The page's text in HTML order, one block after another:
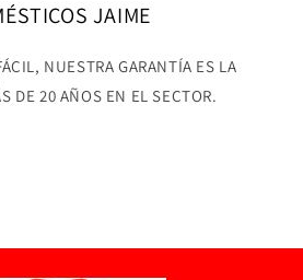
JAIME
NUESTRA GARANTÍA ES LA
DE 20 AÑOS EN EL SECTOR.